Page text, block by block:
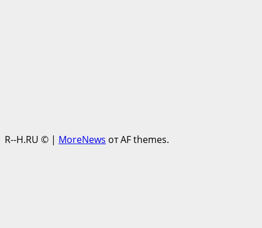
R--H.RU © | MoreNews от AF themes.